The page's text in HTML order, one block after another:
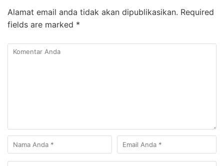
Alamat email anda tidak akan dipublikasikan. Required
fields are marked *